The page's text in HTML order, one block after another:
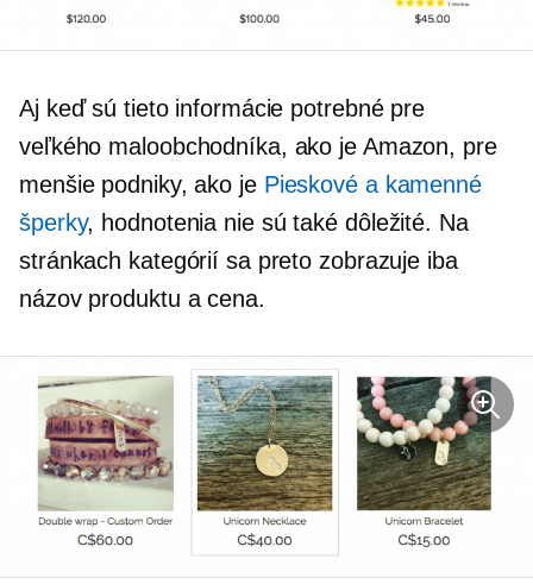
Aj keď sú tieto informácie potrebné pre
veľkého maloobchodníka, ako je Amazon, pre
menšie podniky, ako je Pieskové a kamenné
šperky, hodnotenia nie sú také dôležité. Na
stránkach kategórií sa preto zobrazuje iba
názov produktu a cena.